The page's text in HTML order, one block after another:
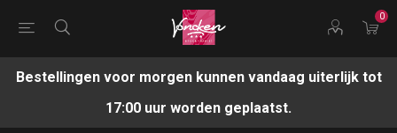
0
Bestellingen voor morgen kunnen vandaag uiterlijk tot
17:00 uur worden geplaatst.